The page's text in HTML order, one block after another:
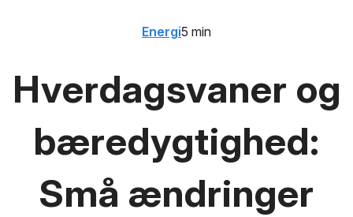
Hverdagsvaner og
bæredygtighed:
Små ændringer
Energi5 min